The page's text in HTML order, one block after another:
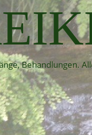
Behandlungen.